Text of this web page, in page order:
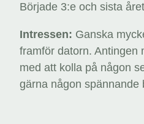
Började 3:e och sista
Intressen: Ganska
framför datorn. Antingen
med att kolla på någon
gärna någon spännande